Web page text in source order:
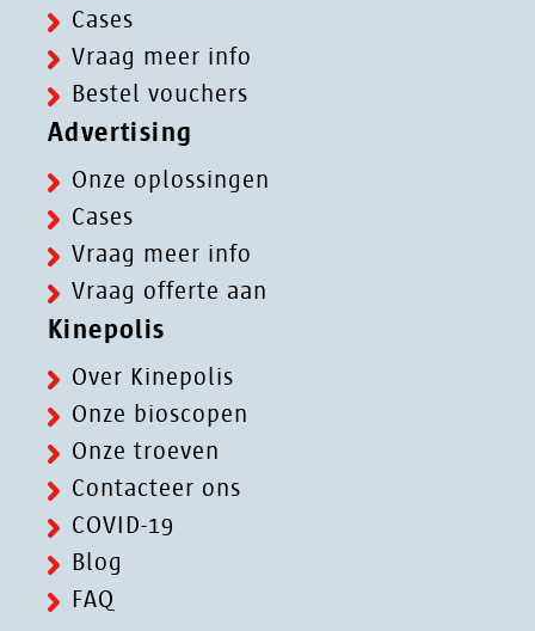
Cases
Vraag meer info
Bestel vouchers
Advertising
Onze oplossingen
Cases
Vraag meer info
Vraag offerte aan
Kinepolis
Over Kinepolis
Onze bioscopen
Onze troeven
Contacteer ons
COVID-19
Blog
FAQ